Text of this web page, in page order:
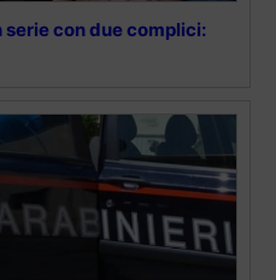
con due complici: